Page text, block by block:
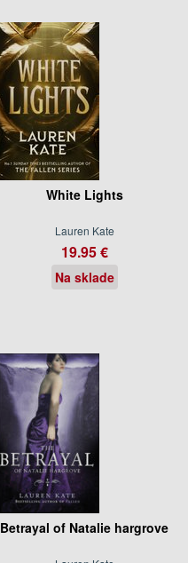
White Lights
Lauren Kate
19.95 €
Na sklade
Betrayal of Natalie hargrove